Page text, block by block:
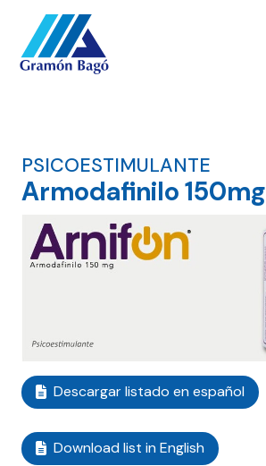
PSICOESTIMULANTE
Armodafinilo 150mg
Descargar listado en español
Download list in English